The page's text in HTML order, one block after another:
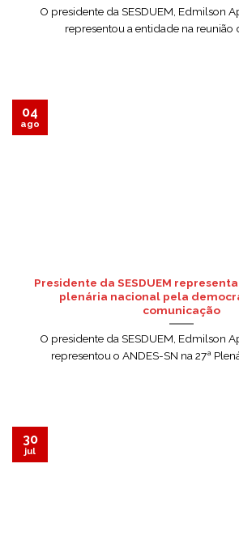
O presidente da SESDUEM, Edmilson
representou a entidade na reunião
Presidente da SESDUEM representa
plenária nacional pela
comunicação
O presidente da SESDUEM, Edmilson
representou o ANDES-SN na 27ª
04
ago
30
jul